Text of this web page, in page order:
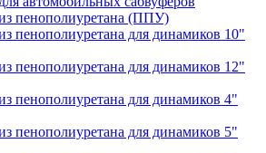
пенополиуретана (ППУ)
пенополиуретана для динамиков 10"
пенополиуретана для динамиков 12"
пенополиуретана для динамиков 4"
пенополиуретана для динамиков 5"